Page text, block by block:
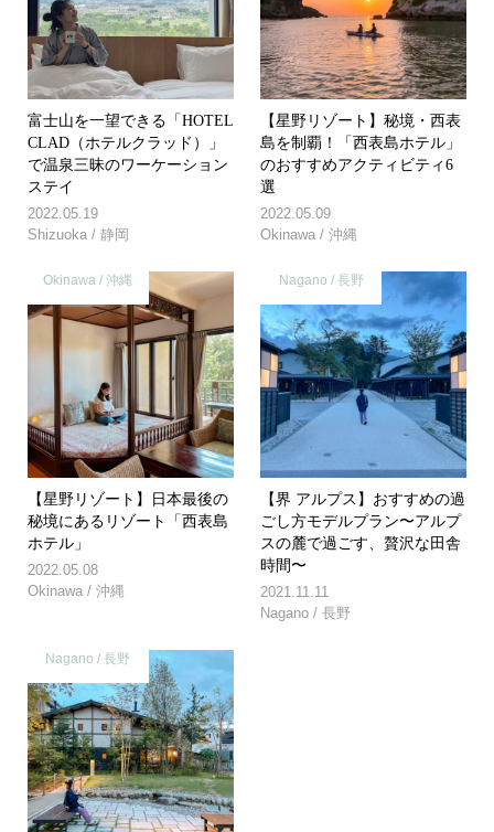
富士山を一望できる「HOTEL
CLAD（ホテルクラッド）」
で温泉三昧のワーケーション
ステイ
2022.05.19
Shizuoka / 静岡
【星野リゾート】秘境・西表
島を制覇！「西表島ホテル」
のおすすめアクティビティ6
選
2022.05.09
Okinawa / 沖縄
Okinawa / 沖縄
【星野リゾート】日本最後の
秘境にあるリゾート「西表島
ホテル」
2022.05.08
Okinawa / 沖縄
Nagano / 長野
【界 アルプス】おすすめの過
ごし方モデルプラン〜アルプ
スの麓で過ごす、贅沢な田舎
時間〜
2021.11.11
Nagano / 長野
Nagano / 長野